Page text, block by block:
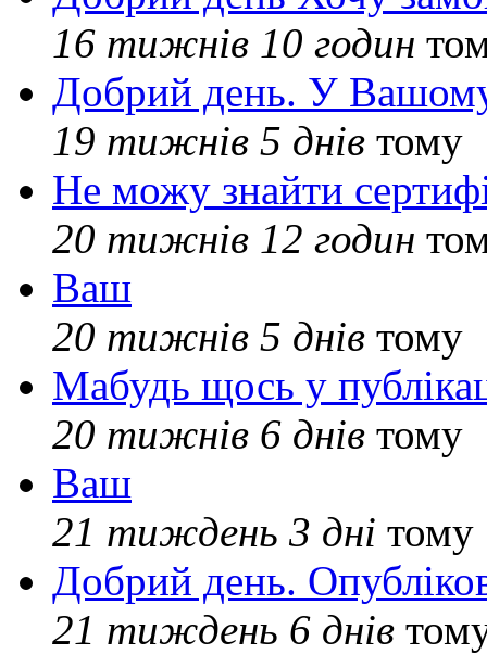
16 тижнів 10 годин
Добрий день. У Вашому
19 тижнів 5 днів тому
Не можу знайти
20 тижнів 12 годин
Ваш
20 тижнів 5 днів тому
Мабудь щось у
20 тижнів 6 днів тому
Ваш
21 тиждень 3 дні тому
Добрий день.
21 тиждень 6 днів